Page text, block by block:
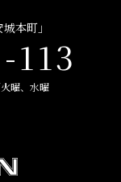
本町｣
113
曜、水曜